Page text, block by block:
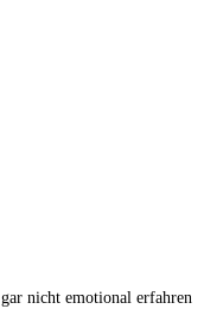
nicht emotional erfahren